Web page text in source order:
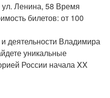
Ленина, 58 Время
билетов: от 100
деятельности Владимира
уникальные
России начала XX